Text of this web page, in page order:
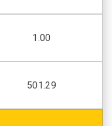
1.00
501.29